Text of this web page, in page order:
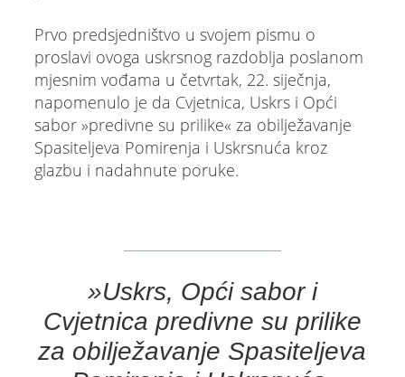
Prvo predsjedništvo u svojem pismu o
proslavi ovoga uskrsnog razdoblja poslanom
mjesnim vođama u četvrtak, 22. siječnja,
napomenulo je da Cvjetnica, Uskrs i Opći
sabor »predivne su prilike« za obilježavanje
Spasiteljeva Pomirenja i Uskrsnuća kroz
glazbu i nadahnute poruke.
»Uskrs, Opći sabor i
Cvjetnica predivne su prilike
za obilježavanje Spasiteljeva